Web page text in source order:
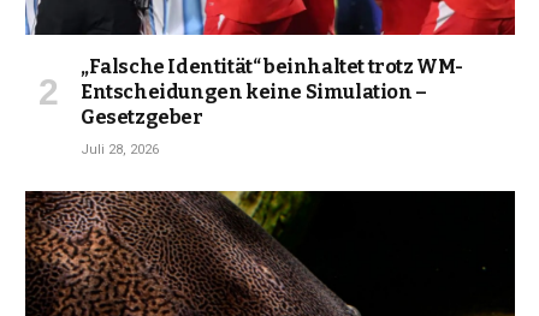
„Falsche Identität“ beinhaltet trotz WM-
Entscheidungen keine Simulation –
Gesetzgeber
Juli 28, 2026